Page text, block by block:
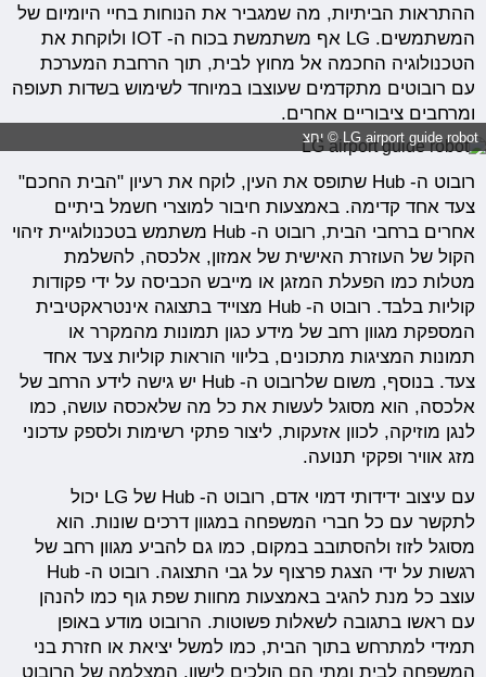
ההתראות הביתיות, מה שמגביר את הנוחות בחיי היומיום של
המשתמשים. LG אף משתמשת בכוח ה- IOT ולוקחת את
הטכנולוגיה החכמה אל מחוץ לבית, תוך הרחבת המערכת
עם רובוטים מתקדמים שעוצבו במיוחד לשימוש בשדות תעופה
ומרחבים ציבוריים אחרים.
LG airport guide robot © יחצ
רובוט ה- Hub שתופס את העין, לוקח את רעיון "הבית החכם"
צעד אחד קדימה. באמצעות חיבור למוצרי חשמל ביתיים
אחרים ברחבי הבית, רובוט ה- Hub משתמש בטכנולוגיית זיהוי
הקול של העוזרת האישית של אמזון, אלכסה, להשלמת
מטלות כמו הפעלת המזגן או מייבש הכביסה על ידי פקודות
קוליות בלבד. רובוט ה- Hub מצוייד בתצוגה אינטראקטיבית
המספקת מגוון רחב של מידע כגון תמונות מהמקרר או
תמונות המציגות מתכונים, בליווי הוראות קוליות צעד אחד
צעד. בנוסף, משום שלרובוט ה- Hub יש גישה לידע הרחב של
אלכסה, הוא מסוגל לעשות את כל מה שלאכסה עושה, כמו
לנגן מוזיקה, לכוון אזעקות, ליצור פתקי רשימות ולספק עדכוני
מזג אוויר ופקקי תנועה.
עם עיצוב ידידותי דמוי אדם, רובוט ה- Hub של LG יכול
לתקשר עם כל חברי המשפחה במגוון דרכים שונות. הוא
מסוגל לזוז ולהסתובב במקום, כמו גם להביע מגוון רחב של
רגשות על ידי הצגת פרצוף על גבי התצוגה. רובוט ה- Hub
עוצב כל מנת להגיב באמצעות מחוות שפת גוף כמו להנהן
עם ראשו בתגובה לשאלות פשוטות. הרובוט מודע באופן
תמידי למתרחש בתוך הבית, כמו למשל יציאת או חזרת בני
המשפחה לבית ומתי הם הולכים לישון. המצלמה של הרובוט